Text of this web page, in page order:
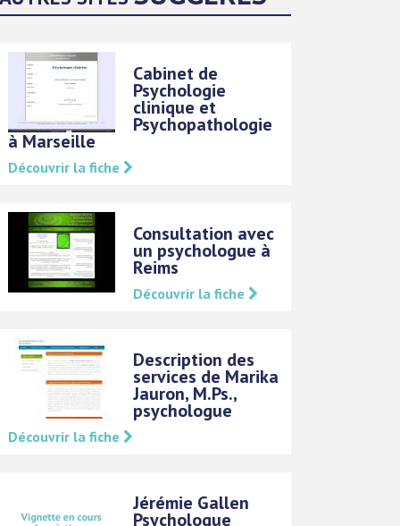
Cabinet de
Psychologie
clinique et
Psychopathologie
à Marseille
Découvrir la fiche
Consultation avec
un psychologue à
Reims
Découvrir la fiche
Description des
services de Marika
Jauron, M.Ps.,
psychologue
Découvrir la fiche
Jérémie Gallen
Psychologue